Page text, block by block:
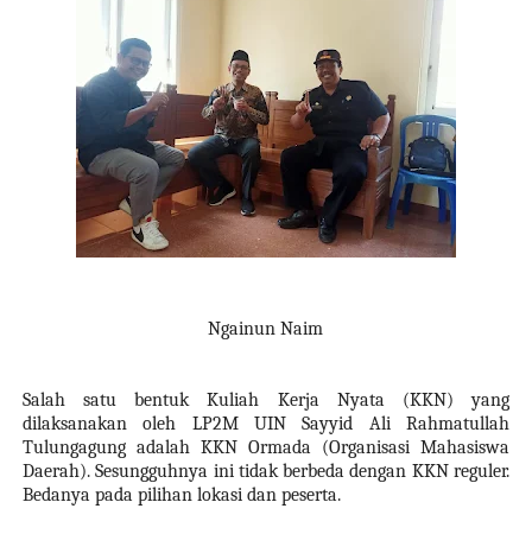
Ngainun Naim
Salah satu bentuk Kuliah Kerja Nyata (KKN) yang
dilaksanakan oleh LP2M UIN Sayyid Ali Rahmatullah
Tulungagung adalah KKN Ormada (Organisasi Mahasiswa
Daerah). Sesungguhnya ini tidak berbeda dengan KKN reguler.
Bedanya pada pilihan lokasi dan peserta.